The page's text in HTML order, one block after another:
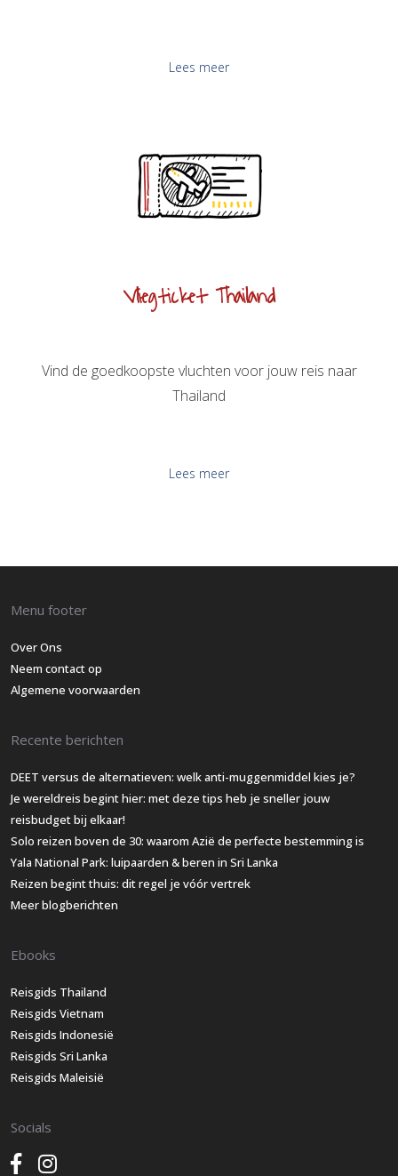
Lees meer
Vliegticket Thailand
Vind de goedkoopste vluchten voor jouw reis naar
Thailand
Lees meer
Menu footer
Over Ons
Neem contact op
Algemene voorwaarden
Recente berichten
DEET versus de alternatieven: welk anti-muggenmiddel kies je?
Je wereldreis begint hier: met deze tips heb je sneller jouw
reisbudget bij elkaar!
Solo reizen boven de 30: waarom Azië de perfecte bestemming is
Yala National Park: luipaarden & beren in Sri Lanka
Reizen begint thuis: dit regel je vóór vertrek
Meer blogberichten
Ebooks
Reisgids Thailand
Reisgids Vietnam
Reisgids Indonesië
Reisgids Sri Lanka
Reisgids Maleisië
Socials